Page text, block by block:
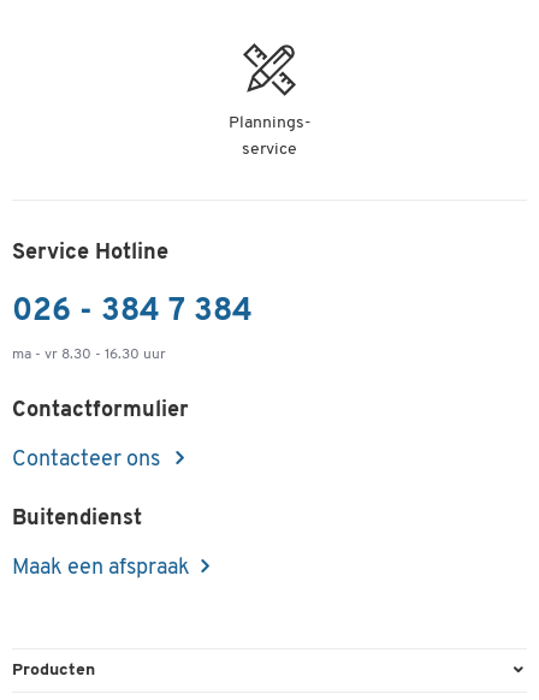
Plannings-
service
Service Hotline
026 - 384 7 384
ma - vr 8.30 - 16.30 uur
Contactformulier
Contacteer ons
Buitendienst
Maak een afspraak
Producten